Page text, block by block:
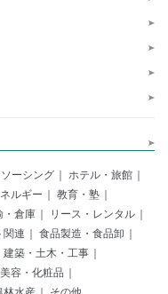
ーシング
ホテル・旅館
ルギー
教育・塾
・倉庫
リース・レンタル
関連
食品製造・食品卸
建築・土木・工事
容・化粧品
林水産 その他